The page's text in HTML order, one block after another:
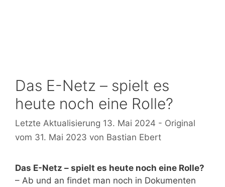
Das E-Netz – spielt es
heute noch eine Rolle?
13. Mai 2024
31. Mai 2023 von Bastian Ebert
Das E-Netz – spielt es heute noch eine Rolle?
– Ab und an findet man noch in Dokumenten